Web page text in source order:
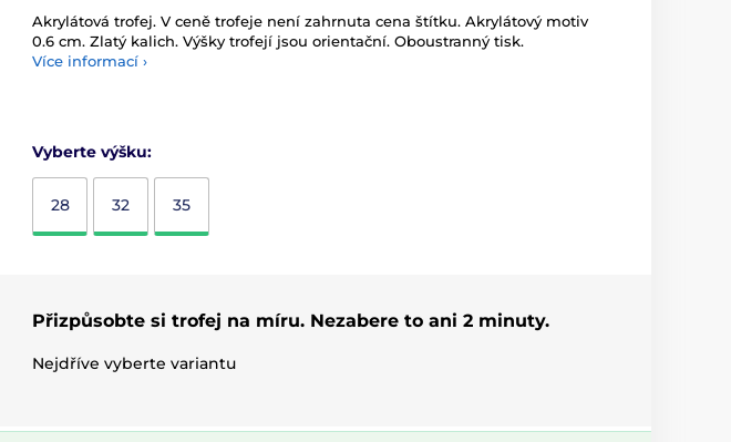
Akrylátová trofej. V ceně trofeje není zahrnuta cena štítku. Akrylátový motiv
0.6 cm. Zlatý kalich. Výšky trofejí jsou orientační. Oboustranný tisk.
Více informací ›
Vyberte výšku:
28 32 35
Přizpůsobte si trofej na míru. Nezabere to ani 2 minuty.
Nejdříve vyberte variantu